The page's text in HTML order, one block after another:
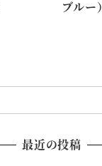
ブルー）
最近の投稿